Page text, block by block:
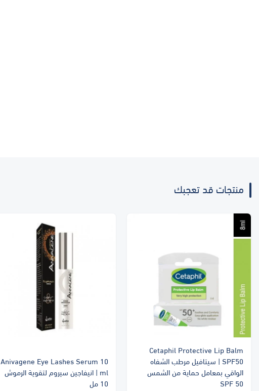
منتجات قد تعجبك
Cetaphil Protective Lip Balm
SPF50 | سيتافيل مرطب الشفاه
الواقي بمعامل حماية من الشمس
SPF 50
Anivagene Eye Lashes Serum 10
ml | انيفاجين سيروم لتقوية الرموش
10 مل